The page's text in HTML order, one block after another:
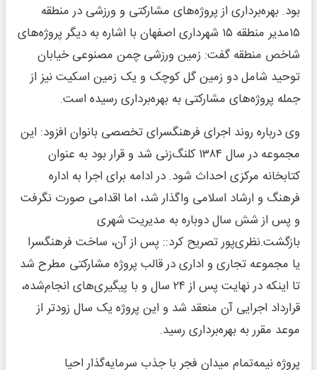
بود. بهره‌برداری از پروژه‌های مشارکتی و ورزشی در منطقه
۱۵مدیر منطقه ۱۵ شهرداری اصفهان با اشاره به دیگر پروژه‌های
شاخص منطقه گفت: زمین ورزشی چمن مصنوعی خیابان
توحید شامل دو زمین گل کوچک و یک زمین اسکیت نیز از
جمله پروژه‌های مشارکتی به بهره‌برداری رسیده است.
وی درباره روند اجرای فرهنگسرای تخصصی بانوان افزود: این
مجموعه در سال ۱۳۸۴ کلنگ‌زنی شد و قرار بود به عنوان
کتابخانه مرکزی احداث شود. در ادامه برای اجرا به اداره
فرهنگ و ارشاد اسلامی واگذار شد، اما اقدامی صورت نگرفت
و پس از شش سال دوباره به مدیریت شهری
بازگشت.نظری‌پور تصریح کرد:: پس از آن، ساخت فرهنگسرا
یا مجموعه تجاری و اداری در قالب پروژه مشارکتی مطرح شد
تا اینکه در نهایت پس از ۲۴ سال و با پیگیری‌های انجام‌شده،
قرارداد اجرایی آن منعقد شد و این پروژه یک سال زودتر از
موعد مقرر به بهره‌برداری رسید.
پروژه نیمه‌تمام میدان فجر با جذب سرمایه‌گذار احیا